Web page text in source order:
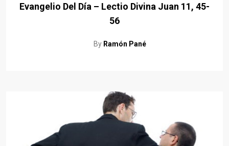
Evangelio Del Día – Lectio Divina Juan 11, 45-
56
By Ramón Pané